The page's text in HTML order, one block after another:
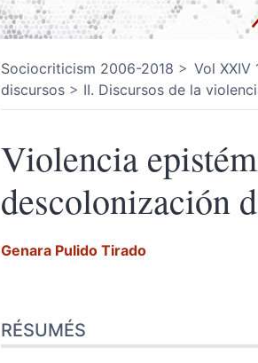
Sociocriticism 2006-2018
Vol XXIV
discursos
II. Discursos de la
Violencia
descolonización
Genara Pulido Tirado
Index
Texte
RÉSUMÉS